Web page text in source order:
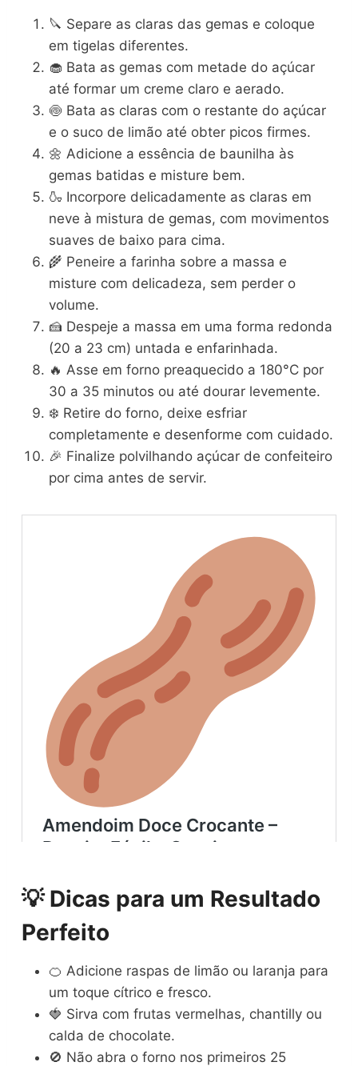
🔪 Separe as claras das gemas e coloque
em tigelas diferentes.
🧁 Bata as gemas com metade do açúcar
até formar um creme claro e aerado.
🍥 Bata as claras com o restante do açúcar
e o suco de limão até obter picos firmes.
🌼 Adicione a essência de baunilha às
gemas batidas e misture bem.
🍶 Incorpore delicadamente as claras em
neve à mistura de gemas, com movimentos
suaves de baixo para cima.
🌾 Peneire a farinha sobre a massa e
misture com delicadeza, sem perder o
volume.
🍰 Despeje a massa em uma forma redonda
(20 a 23 cm) untada e enfarinhada.
🔥 Asse em forno preaquecido a 180°C por
30 a 35 minutos ou até dourar levemente.
❄️ Retire do forno, deixe esfriar
completamente e desenforme com cuidado.
🎉 Finalize polvilhando açúcar de confeiteiro
por cima antes de servir.
💡 Dicas para um Resultado
Perfeito
🍊 Adicione raspas de limão ou laranja para
um toque cítrico e fresco.
🍓 Sirva com frutas vermelhas, chantilly ou
calda de chocolate.
🚫 Não abra o forno nos primeiros 25